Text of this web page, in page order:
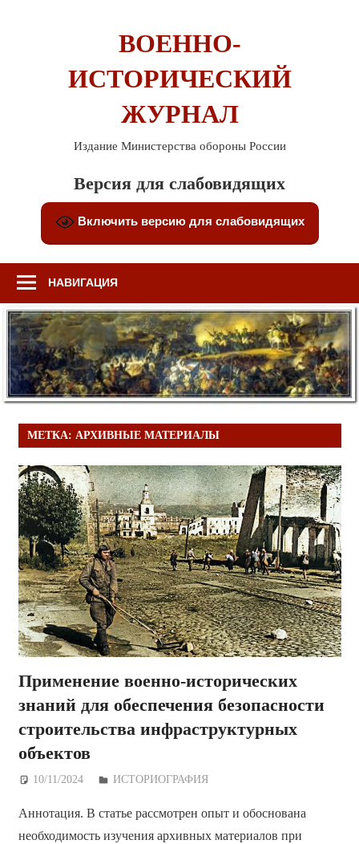
ВОЕННО-
ИСТОРИЧЕСКИЙ
ЖУРНАЛ
Издание Министерства обороны России
Версия для слабовидящих
Включить версию для слабовидящих
НАВИГАЦИЯ
МЕТКА: АРХИВНЫЕ МАТЕРИАЛЫ
Применение военно-исторических
знаний для обеспечения безопасности
строительства инфраструктурных
объектов
10/11/2024 Дежурный по Редакции
ИСТОРИОГРАФИЯ
Аннотация. В статье рассмотрен опыт и обоснована
необходимость изучения архивных материалов при